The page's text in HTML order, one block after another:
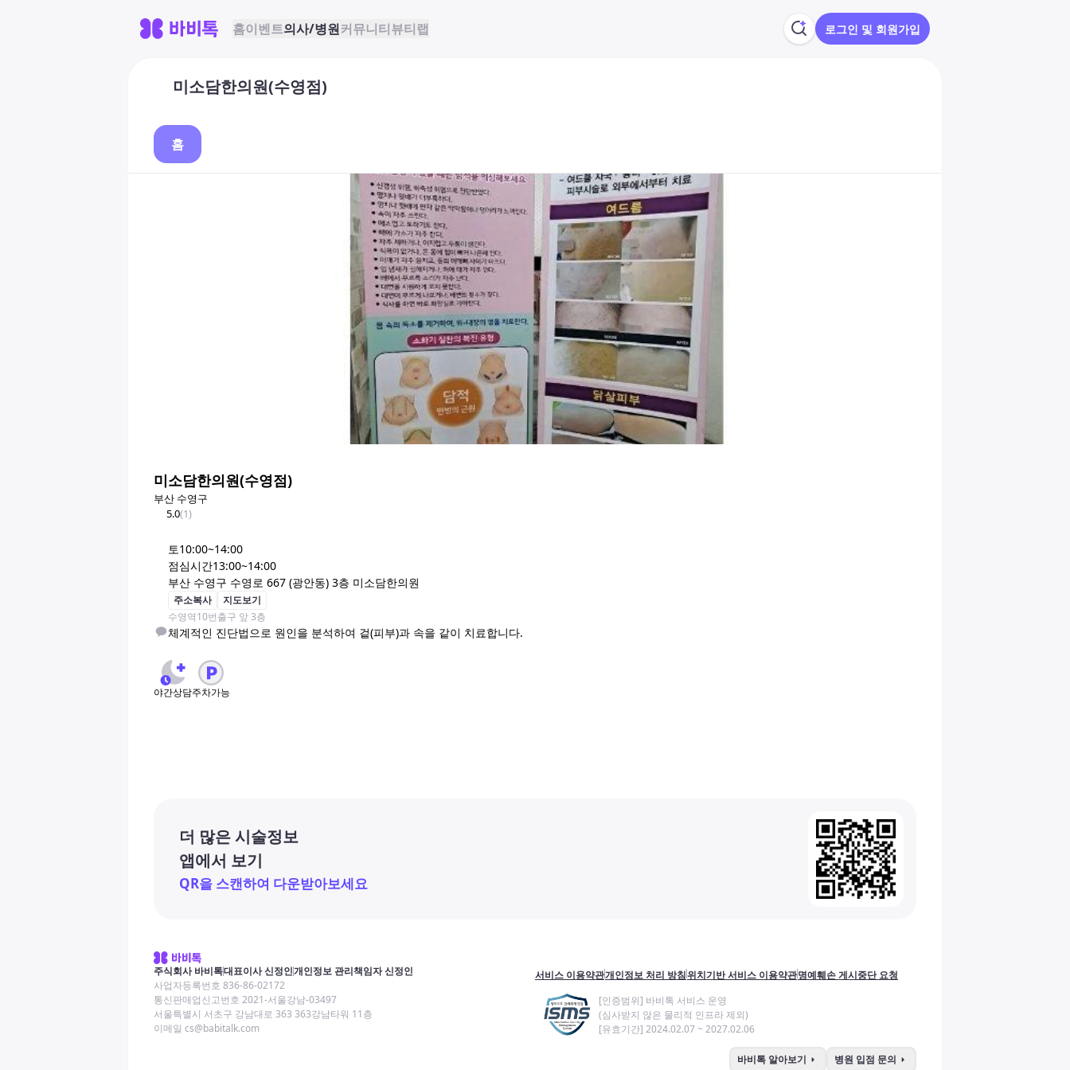
홈이벤트의사/병원커뮤니티뷰티랩 로그인 및 회원가입
미소담한의원(수영점)
홈
미소담한의원(수영점)
부산 수영구
5.0(1)
토10:00~14:00
점심시간13:00~14:00
부산 수영구 수영로 667 (광안동) 3층 미소담한의원
주소복사
지도보기
수영역10번출구 앞 3층
야간상담주차가능
더 많은 시술정보
앱에서 보기
QR을 스캔하여 다운받아보세요
주식회사 바비톡대표이사 신정인개인정보 관리책임자 신정인
사업자등록번호 836-86-02172
통신판매업신고번호 2021-서울강남-03497
서울특별시 서초구 강남대로 363 363강남타워 11층
이메일 cs@babitalk.com
서비스 이용약관개인정보 처리 방침위치기반 서비스 이용약관명예훼손 게시중단 요청
[인증범위] 바비톡 서비스 운영
(심사받지 않은 물리적 인프라 제외)
[유효기간] 2024.02.07 ~ 2027.02.06
바비톡 알아보기 arrow_right 병원 입점 문의 arrow_right